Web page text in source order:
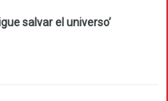
salvar el universo’